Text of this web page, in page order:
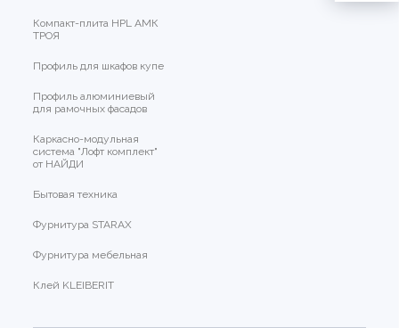
Компакт-плита HPL АМК
ТРОЯ
Профиль для шкафов купе
Профиль алюминиевый
для рамочных фасадов
Каркасно-модульная
система "Лофт комплект"
от НАЙДИ
Бытовая техника
Фурнитура STARAX
Фурнитура мебельная
Клей KLEIBERIT